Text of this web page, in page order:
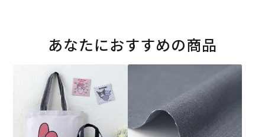
あなたにおすすめの商品